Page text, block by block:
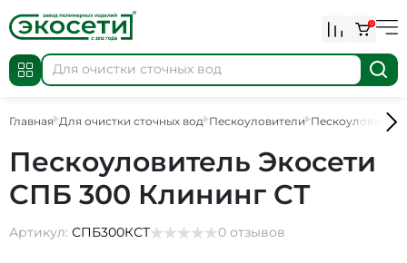
0
Главная Для очистки сточных вод Пескоуловители
Пескоуловитель Экосети
СПБ 300 Клининг СТ
Артикул: СПБ300КСТ 0 отзывов